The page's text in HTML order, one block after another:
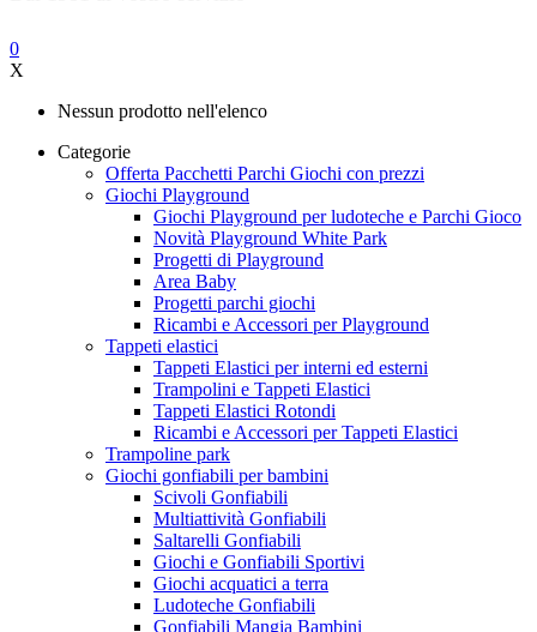
0
X
Nessun prodotto nell'elenco
Categorie
Offerta Pacchetti Parchi Giochi con prezzi
Giochi Playground
Giochi Playground per ludoteche e Parchi Gioco
Novità Playground White Park
Progetti di Playground
Area Baby
Progetti parchi giochi
Ricambi e Accessori per Playground
Tappeti elastici
Tappeti Elastici per interni ed esterni
Trampolini e Tappeti Elastici
Tappeti Elastici Rotondi
Ricambi e Accessori per Tappeti Elastici
Trampoline park
Giochi gonfiabili per bambini
Scivoli Gonfiabili
Multiattività Gonfiabili
Saltarelli Gonfiabili
Giochi e Gonfiabili Sportivi
Giochi acquatici a terra
Ludoteche Gonfiabili
Gonfiabili Mangia Bambini